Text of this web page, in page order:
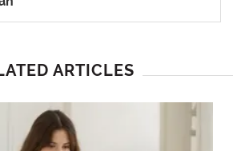
ARTICLES